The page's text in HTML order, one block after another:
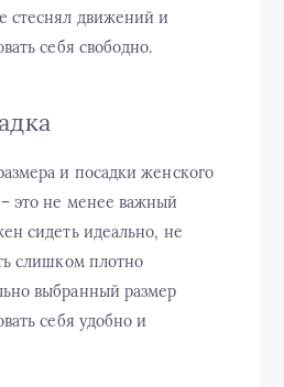
стеснял движений и
себя свободно.
и посадки женского
это не менее важный
сидеть идеально, не
слишком плотно
выбранный размер
себя удобно и